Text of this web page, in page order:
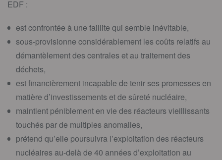
EDF :
est confrontée à une faillite qui semble inévitable,
sous-provisionne considérablement les coûts relatifs au
démantèlement des centrales et au traitement des
déchets,
est financièrement incapable de tenir ses promesses en
matière d’investissements et de sûreté nucléaire,
maintient péniblement en vie des réacteurs vieillissants
touchés par de multiples anomalies,
prétend qu’elle poursuivra l’exploitation des réacteurs
nucléaires au-delà de 40 années d’exploitation au